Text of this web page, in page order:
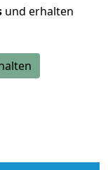
und erhalten